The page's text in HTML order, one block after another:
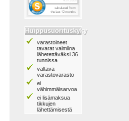
Huippusuorituskyky
varastoineet
tavarat valmiina
lähetettäväksi 36
tunnissa
valtava
varastovarasto
ei
vähimmäisarvoa
ei lisämaksua
tikkujen
lähettämisestä